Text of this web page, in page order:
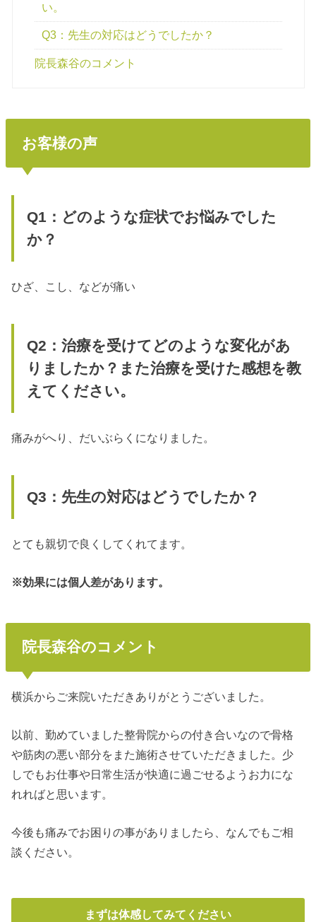
い。
Q3：先生の対応はどうでしたか？
院長森谷のコメント
お客様の声
Q1：どのような症状でお悩みでした
か？
ひざ、こし、などが痛い
Q2：治療を受けてどのような変化があ
りましたか？また治療を受けた感想を教
えてください。
痛みがへり、だいぶらくになりました。
Q3：先生の対応はどうでしたか？
とても親切で良くしてくれてます。
※効果には個人差があります。
院長森谷のコメント
横浜からご来院いただきありがとうございました。
以前、勤めていました整骨院からの付き合いなので骨格
や筋肉の悪い部分をまた施術させていただきました。少
しでもお仕事や日常生活が快適に過ごせるようお力にな
れればと思います。
今後も痛みでお困りの事がありましたら、なんでもご相
談ください。
まずは体感してみてください